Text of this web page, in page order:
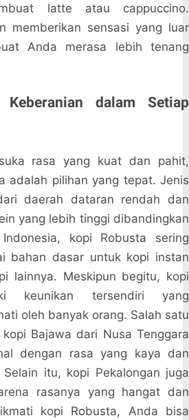
latte atau cappuccino.
memberikan sensasi yang luar
Anda merasa lebih tenang
dalam Setiap
rasa yang kuat dan pahit,
adalah pilihan yang tepat. Jenis
daerah dataran rendah dan
yang lebih tinggi dibandingkan
kopi Robusta sering
bahan dasar untuk kopi instan
lainnya. Meskipun begitu, kopi
keunikan tersendiri yang
oleh banyak orang. Salah satu
Bajawa dari Nusa Tenggara
dengan rasa yang kaya dan
itu, kopi Pekalongan juga
rasanya yang hangat dan
kopi Robusta, Anda bisa